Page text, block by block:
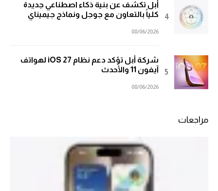
أبل تكشف عن بنية ذكاء اصطناعي جديدة
كلياً بالتعاون مع جوجل ونماذج جيميناي
08/06/2026
شركة أبل تؤكد دعم نظام iOS 27 لهواتف
آيفون 11 والأحدث
08/06/2026
مراجعات